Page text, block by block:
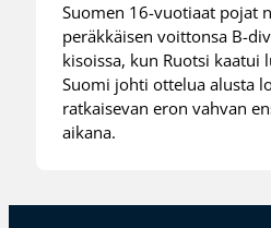
Suomen 16-vuotiaat pojat
peräkkäisen voittonsa B-
kisoissa, kun Ruotsi kaatui
Suomi johti ottelua alusta
ratkaisevan eron vahvan
aikana.